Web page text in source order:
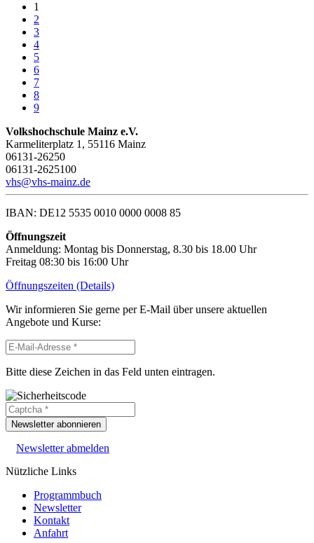
1
2
3
4
5
6
7
8
9
Volkshochschule Mainz e.V.
Karmeliterplatz 1, 55116 Mainz
06131-26250
06131-2625100
vhs@vhs-mainz.de
IBAN: DE12 5535 0010 0000 0008 85
Öffnungszeit
Anmeldung: Montag bis Donnerstag, 8.30 bis 18.00 Uhr
Freitag 08:30 bis 16:00 Uhr
Öffnungszeiten (Details)
Wir informieren Sie gerne per E-Mail über unsere aktuellen
Angebote und Kurse:
Bitte diese Zeichen in das Feld unten eintragen.
Newsletter abonnieren
Newsletter abmelden
Nützliche Links
Programmbuch
Newsletter
Kontakt
Anfahrt